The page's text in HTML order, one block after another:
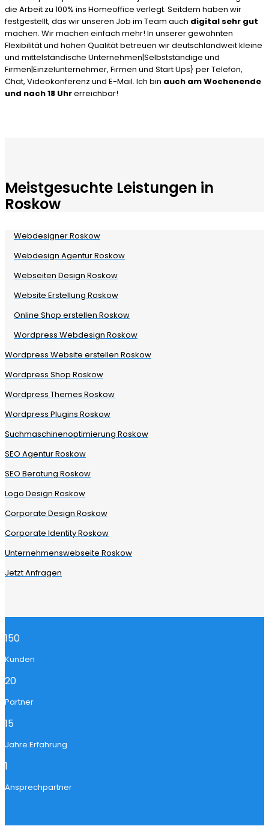
die Arbeit zu 100% ins Homeoffice verlegt. Seitdem haben wir
festgestellt, das wir unseren Job im Team auch digital sehr gut
machen. Wir machen einfach mehr! In unserer gewohnten
Flexibilität und hohen Qualität betreuen wir deutschlandweit kleine
und mittelständische Unternehmen|Selbstständige und
Firmen|Einzelunternehmer, Firmen und Start Ups} per Telefon,
Chat, Videokonferenz und E-Mail. Ich bin auch am Wochenende
und nach 18 Uhrerreichbar!
Meistgesuchte Leistungen in
Roskow
Webdesigner Roskow
Webdesign Agentur Roskow
Webseiten Design Roskow
Website Erstellung Roskow
Online Shop erstellen Roskow
Wordpress Webdesign Roskow
Wordpress Website erstellen Roskow
Wordpress Shop Roskow
Wordpress Themes Roskow
Wordpress Plugins Roskow
Suchmaschinenoptimierung Roskow
SEO Agentur Roskow
SEO Beratung Roskow
Logo Design Roskow
Corporate Design Roskow
Corporate Identity Roskow
Unternehmenswebseite Roskow
Jetzt Anfragen
150
Kunden
20
Partner
15
Jahre Erfahrung
1
Ansprechpartner